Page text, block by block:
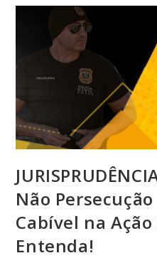
Não
Cabível na
Entenda!